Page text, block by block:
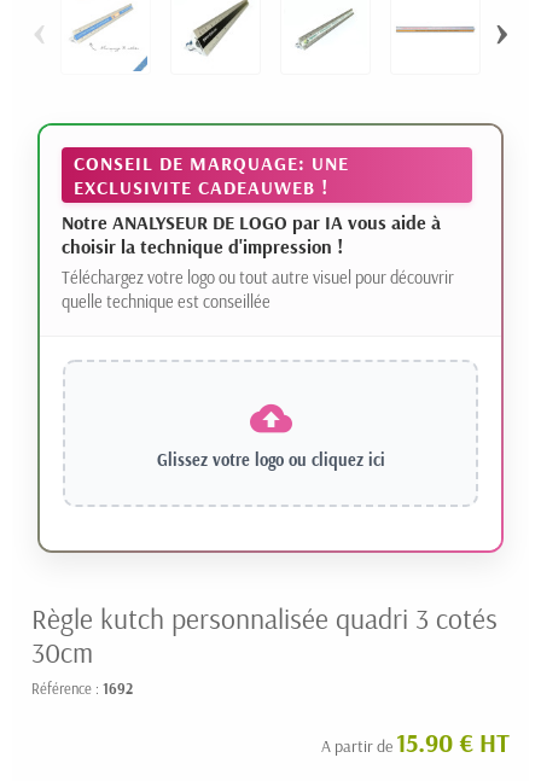
‹ ›
CONSEIL DE MARQUAGE: UNE
EXCLUSIVITE CADEAUWEB !
Notre ANALYSEUR DE LOGO par IA vous aide à
choisir la technique d'impression !
Téléchargez votre logo ou tout autre visuel pour découvrir
quelle technique est conseillée
Glissez votre logo ou cliquez ici
Règle kutch personnalisée quadri 3 cotés
30cm
Référence : 1692
A partir de 15.90 € HT